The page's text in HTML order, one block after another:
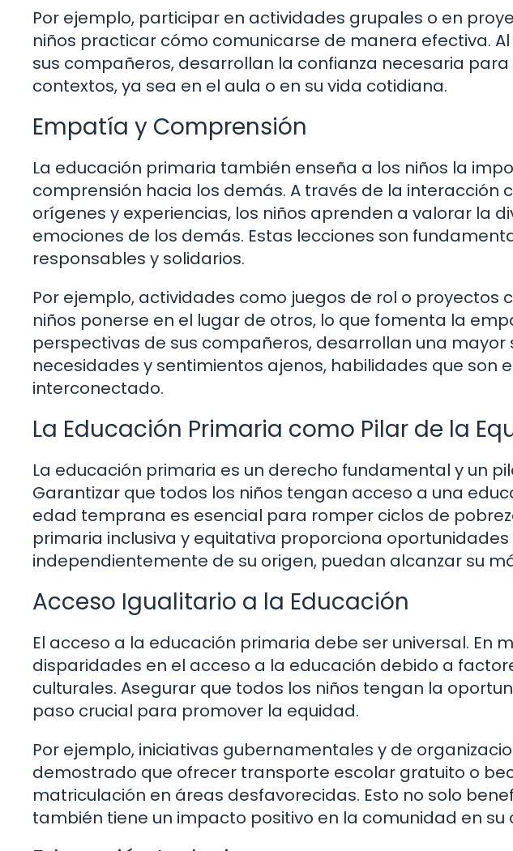
Por ejemplo, participar en actividades grupales o en
niños practicar cómo comunicarse de manera efectiva.
sus compañeros, desarrollan la confianza necesaria
contextos, ya sea en el aula o en su vida cotidiana.
Empatía y Comprensión
La educación primaria también enseña a los niños la
comprensión hacia los demás. A través de la interacción
orígenes y experiencias, los niños aprenden a valorar la
emociones de los demás. Estas lecciones son
responsables y solidarios.
Por ejemplo, actividades como juegos de rol o proyectos
niños ponerse en el lugar de otros, lo que fomenta la
perspectivas de sus compañeros, desarrollan una mayor
necesidades y sentimientos ajenos, habilidades que son
interconectado.
La Educación Primaria como Pilar de la
La educación primaria es un derecho fundamental y un
Garantizar que todos los niños tengan acceso a una
edad temprana es esencial para romper ciclos de
primaria inclusiva y equitativa proporciona
independientemente de su origen, puedan alcanzar su
Acceso Igualitario a la Educación
El acceso a la educación primaria debe ser universal. En
disparidades en el acceso a la educación debido a
culturales. Asegurar que todos los niños tengan la
paso crucial para promover la equidad.
Por ejemplo, iniciativas gubernamentales y de
demostrado que ofrecer transporte escolar gratuito o
matriculación en áreas desfavorecidas. Esto no solo
también tiene un impacto positivo en la comunidad en su